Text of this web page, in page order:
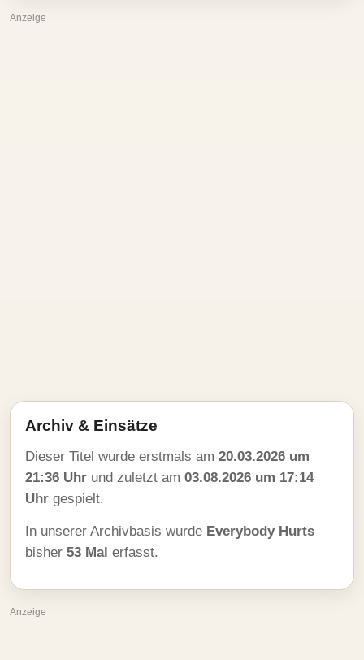
Anzeige
Archiv & Einsätze
Dieser Titel wurde erstmals am 20.03.2026 um
21:36 Uhr und zuletzt am 03.08.2026 um 17:14
Uhr gespielt.
In unserer Archivbasis wurde Everybody Hurts
bisher 53 Mal erfasst.
Anzeige